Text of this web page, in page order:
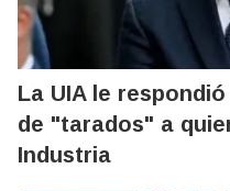
La UIA le
de "tarados" a
Industria